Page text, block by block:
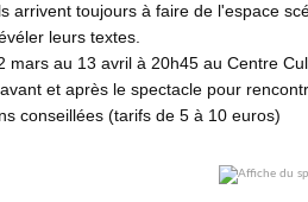
arrivent toujours à faire de l'espace
leurs textes.
mars au 13 avril à 20h45 au Centre
et après le spectacle pour
conseillées (tarifs de 5 à 10 euros)